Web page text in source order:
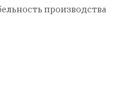
производства